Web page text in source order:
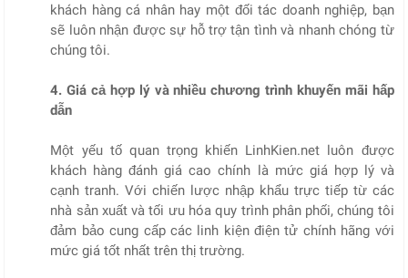
khách hàng cá nhân hay một đối tác doanh nghiệp, bạn
sẽ luôn nhận được sự hỗ trợ tận tình và nhanh chóng từ
chúng tôi.
4. Giá cả hợp lý và nhiều chương trình khuyến mãi hấp
dẫn
Một yếu tố quan trọng khiến LinhKien.net luôn được
khách hàng đánh giá cao chính là mức giá hợp lý và
cạnh tranh. Với chiến lược nhập khẩu trực tiếp từ các
nhà sản xuất và tối ưu hóa quy trình phân phối, chúng tôi
đảm bảo cung cấp các linh kiện điện tử chính hãng với
mức giá tốt nhất trên thị trường.